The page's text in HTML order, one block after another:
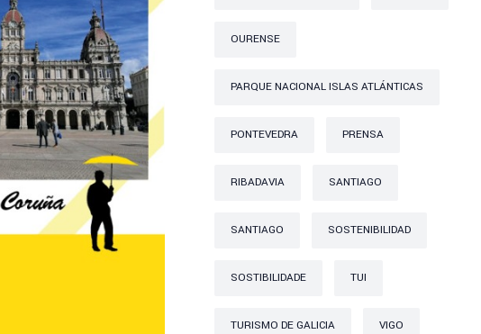
OURENSE
PARQUE NACIONAL ISLAS ATLÁNTICAS
PONTEVEDRA PRENSA
RIBADAVIA SANTIAGO
SANTIAGO SOSTENIBILIDAD
SOSTIBILIDADE TUI
TURISMO DE GALICIA VIGO